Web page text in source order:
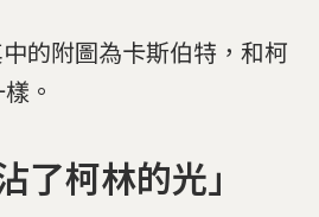
的附圖為卡斯伯特，和柯
。
了柯林的光」